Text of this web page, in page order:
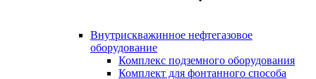
Внутрискважинное нефтегазовое
оборудование
Комплекс подземного оборудования
Комплект для фонтанного способа